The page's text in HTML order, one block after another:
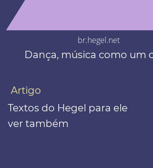
br.hegel.net
Dança, música como um
Artigo
Textos do Hegel para ele
ver também